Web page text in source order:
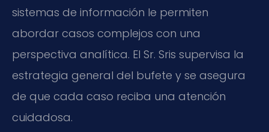
sistemas de información le permiten
abordar casos complejos con una
perspectiva analítica. El Sr. Sris supervisa la
estrategia general del bufete y se asegura
de que cada caso reciba una atención
cuidadosa.